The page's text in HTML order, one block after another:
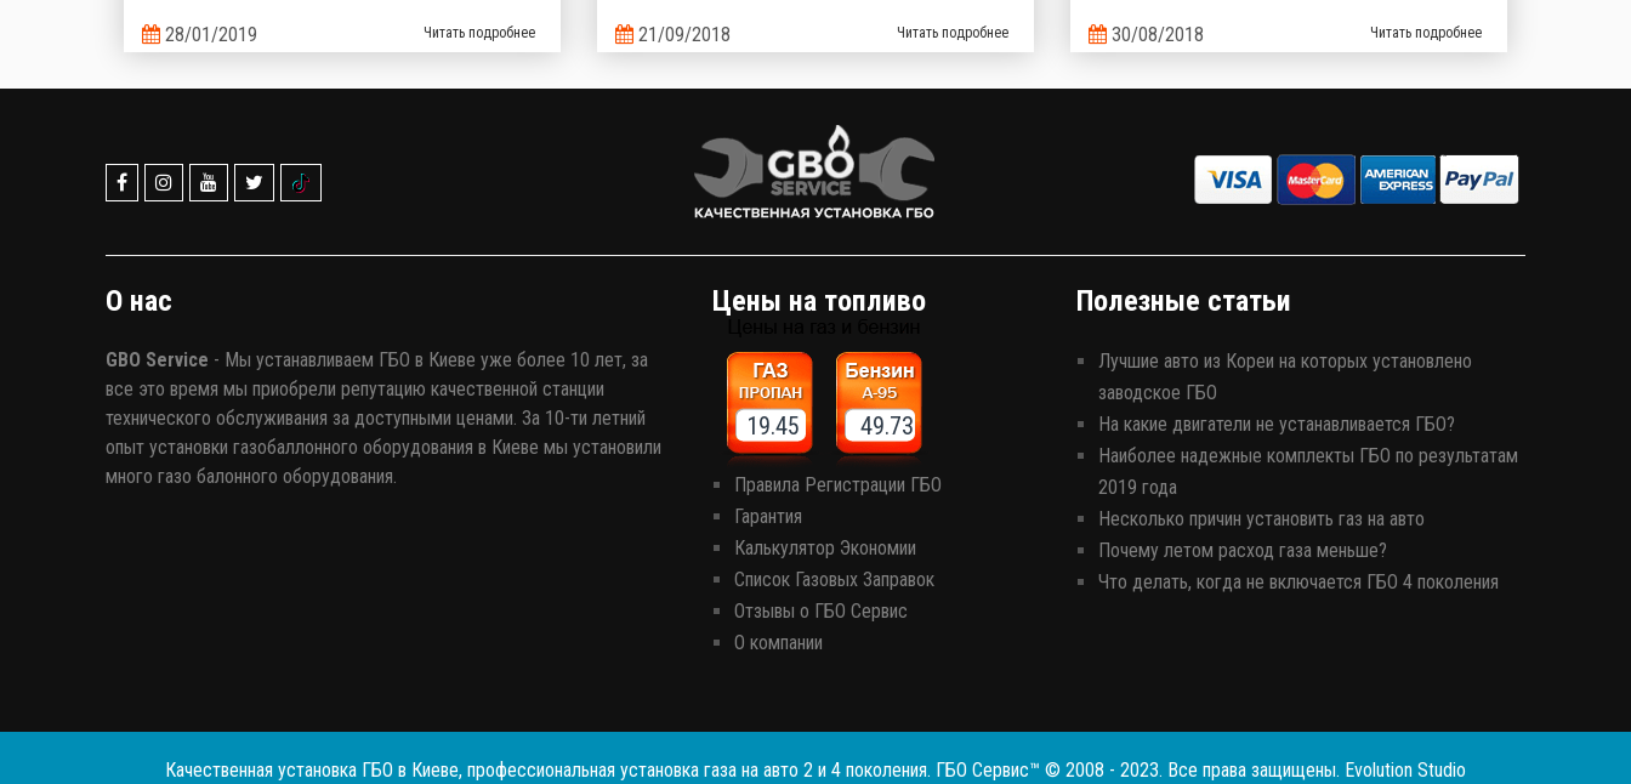
информацию о работе автогазовой системы.
28/01/2019 Читать подробнее
семейный надежный и неприхотливый
комплект газобаллонного оборудования, которое
сэкономит кучу денег на топливе!
21/09/2018 Читать подробнее 30/08/2018 Читать подробнее
О нас
GBO Service - Мы устанавливаем ГБО в Киеве уже более 10 лет, за
все это время мы приобрели репутацию качественной станции
технического обслуживания за доступными ценами. За 10-ти летний
опыт установки газобаллонного оборудования в Киеве мы установили
много газо балонного оборудования.
Цены на топливо
19.45 49.73
Правила Регистрации ГБО
Гарантия
Калькулятор Экономии
Список Газовых Заправок
Отзывы о ГБО Сервис
О компании
Полезные статьи
Лучшие авто из Кореи на которых установлено
заводское ГБО
На какие двигатели не устанавливается ГБО?
Наиболее надежные комплекты ГБО по результатам
2019 года
Несколько причин установить газ на авто
Почему летом расход газа меньше?
Что делать, когда не включается ГБО 4 поколения
Качественная установка ГБО в Киеве, профессиональная установка газа на авто 2 и 4 поколения. ГБО Сервис™ © 2008 - 2023. Все права защищены. Evolution Studio